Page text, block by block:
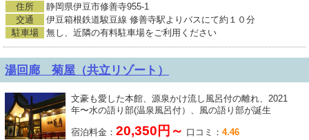
住所
静岡県伊豆市修善寺955-1
交通
伊豆箱根鉄道駿豆線 修善寺駅よりバスにて約１０分
駐車場
無し、近隣の有料駐車場をご利用ください
湯回廊 菊屋（共立リゾート）
文豪も愛した本館、源泉かけ流し風呂付の離れ、2021
年〜水の語り部(温泉風呂付）、風の語り部が誕生
宿泊料金： 20,350円～ 口コミ： 4.46